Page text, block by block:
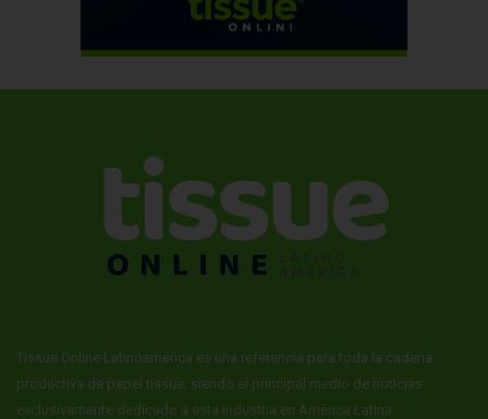
Tissue Online Latinoamérica es una referencia para toda la cadena
productiva de papel tissue, siendo el principal medio de noticias
exclusivamente dedicado a esta industria en América Latina.